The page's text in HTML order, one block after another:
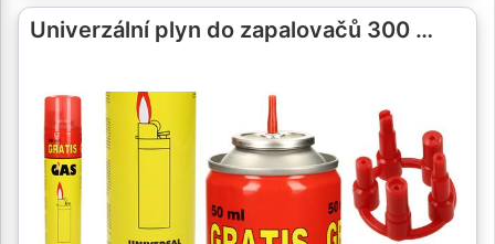
Univerzální plyn do zapalovačů 300 …